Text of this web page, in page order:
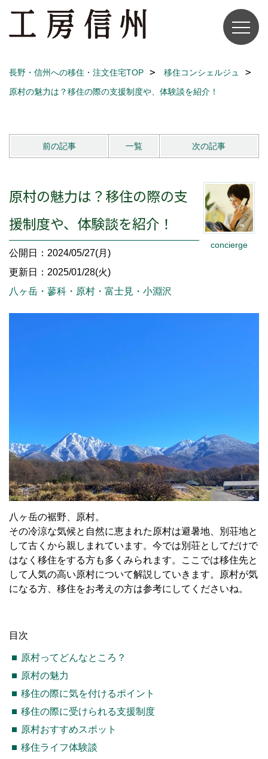
長野・信州への移住・注文住宅TOP
移住コンシェルジュ
原村の魅力は？移住の際の支援制度や、体験談を紹介！
前の記事 一覧 次の記事
concierge
原村の魅力は？移住の際の支
援制度や、体験談を紹介！
公開日：2024/05/27(月)
更新日：2025/01/28(火)
八ヶ岳・蓼科・原村・富士見・小淵沢
八ヶ岳の裾野、原村。
その冷涼な気候と自然に恵まれた原村は避暑地、別荘地と
して古くから親しまれています。今では別荘としてだけで
はなく移住をする方も多くみられます。ここでは移住先と
して人気の高い原村について解説していきます。原村が気
になる方、移住をお考えの方は参考にしてくださいね。
目次
原村ってどんなところ？
原村の魅力
移住の際に気を付けるポイント
移住の際に受けられる支援制度
原村おすすめスポット
移住ライフ体験談